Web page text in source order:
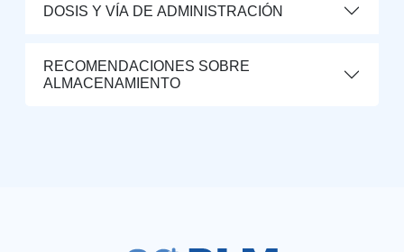
DOSIS Y VÍA DE ADMINISTRACIÓN
RECOMENDACIONES SOBRE
ALMACENAMIENTO